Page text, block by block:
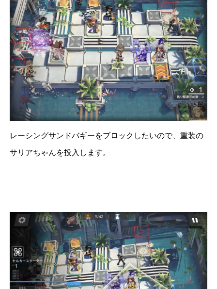
レーシングサンドバギーをブロックしたいので、重装の
サリアちゃんを投入します。